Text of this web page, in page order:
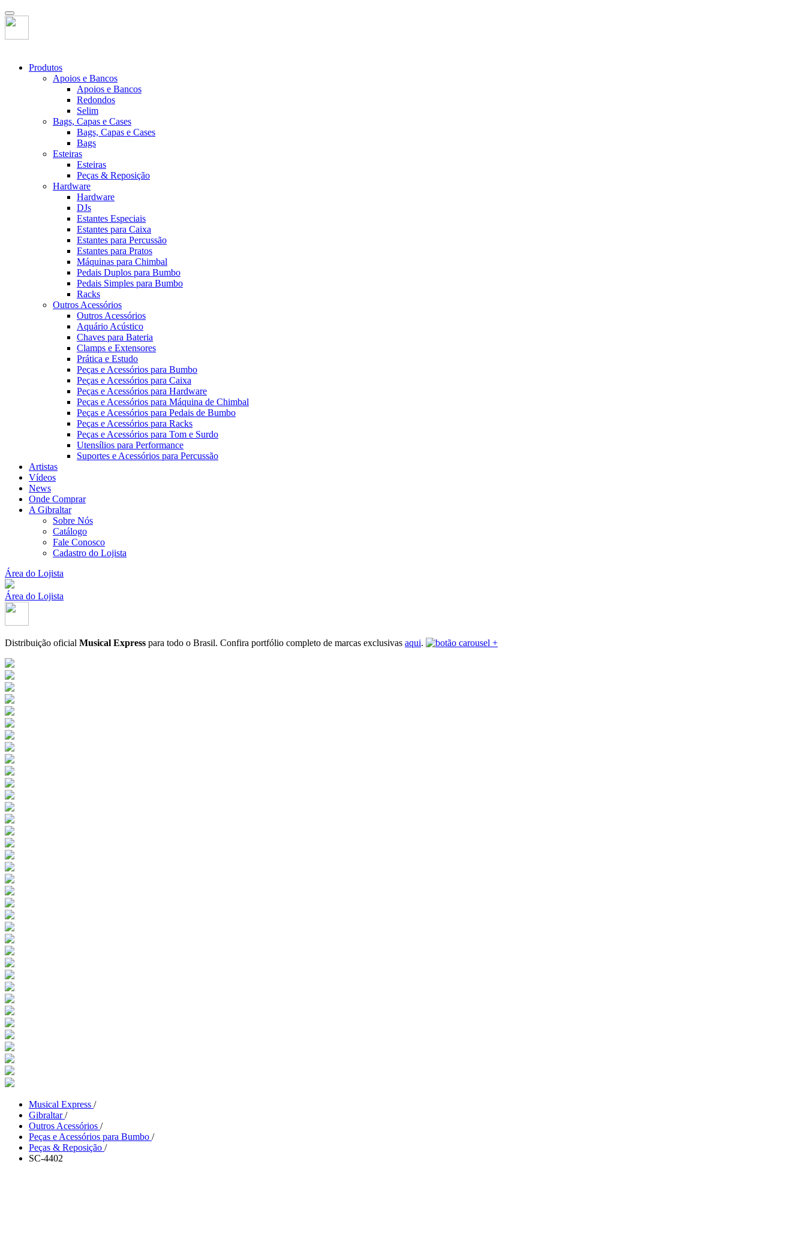
Produtos
Apoios e Bancos
Apoios e Bancos
Redondos
Selim
Bags, Capas e Cases
Bags, Capas e Cases
Bags
Esteiras
Esteiras
Peças & Reposição
Hardware
Hardware
DJs
Estantes Especiais
Estantes para Caixa
Estantes para Percussão
Estantes para Pratos
Máquinas para Chimbal
Pedais Duplos para Bumbo
Pedais Simples para Bumbo
Racks
Outros Acessórios
Outros Acessórios
Aquário Acústico
Chaves para Bateria
Clamps e Extensores
Prática e Estudo
Peças e Acessórios para Bumbo
Peças e Acessórios para Caixa
Peças e Acessórios para Hardware
Peças e Acessórios para Máquina de Chimbal
Peças e Acessórios para Pedais de Bumbo
Peças e Acessórios para Racks
Peças e Acessórios para Tom e Surdo
Utensílios para Performance
Suportes e Acessórios para Percussão
Artistas
Vídeos
News
Onde Comprar
A Gibraltar
Sobre Nós
Catálogo
Fale Conosco
Cadastro do Lojista
Área do Lojista
Área do Lojista
Distribuição oficial Musical Express para todo o Brasil. Confira portfólio completo de marcas exclusivas aqui.
Musical Express /
Gibraltar /
Outros Acessórios /
Peças e Acessórios para Bumbo /
Peças & Reposição /
SC-4402